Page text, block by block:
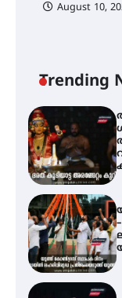
August 10,
Trending